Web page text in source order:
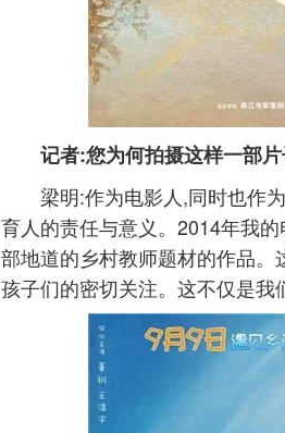
记者:您为何拍摄这样一部
梁明:作为电影人,同时也作
育人的责任与意义。2014年我
部地道的乡村教师题材的作品
孩子们的密切关注。这不仅是我